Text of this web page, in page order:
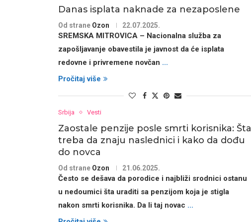
Danas isplata naknade za nezaposlene
Od strane Ozon 22.07.2025.
SREMSKA MITROVICA – Nacionalna služba za
zapošljavanje obavestila je javnost da će isplata
redovne i privremene novčan ...
Pročitaj više
Srbija Vesti
Zaostale penzije posle smrti korisnika: Šta
treba da znaju naslednici i kako da dođu
do novca
Od strane Ozon 21.06.2025.
Često se dešava da porodice i najbliži srodnici ostanu
u nedoumici šta uraditi sa penzijom koja je stigla
nakon smrti korisnika. Da li taj novac ...